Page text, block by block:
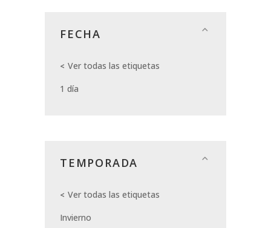
FECHA
Ver todas las etiquetas
1 día
TEMPORADA
Ver todas las etiquetas
Invierno